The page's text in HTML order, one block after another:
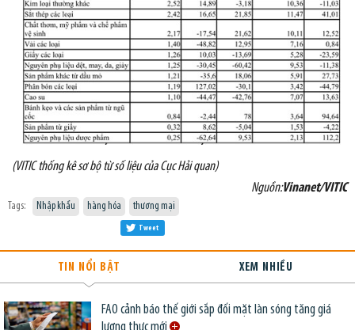
(VITIC thống kê sơ bộ từ số liệu của Cục Hải quan)
Nguồn:Vinanet/VITIC
Tags: Nhập khẩu hàng hóa thương mại
Tweet
TIN NỔI BẬT XEM NHIỀU
FAO cảnh báo thế giới sắp đối mặt làn sóng tăng giá
lương thực mới